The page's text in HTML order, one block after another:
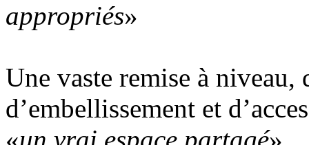
appropriés»
Une vaste remise à niveau,
d’embellissement et